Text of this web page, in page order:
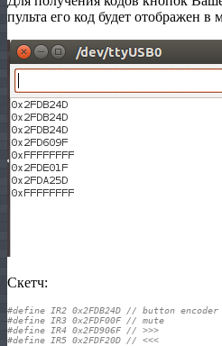
пульта его код будет отображен в
Скетч:
#define IR2 0x2FDB24D // button encoder
#define IR3 0x2FDF00F // mute
#define IR4 0x2FD906F // >>>
#define IR5 0x2FDF20D // <<<